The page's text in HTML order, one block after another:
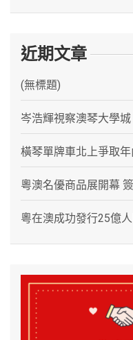
近期文章
(無標題)
岑浩輝視察澳琴大學
橫琴單牌車北上爭取
粵澳名優商品展開幕
粵在澳成功發行25億